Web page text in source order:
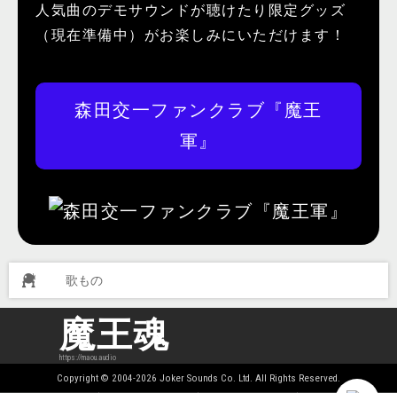
人気曲のデモサウンドが聴けたり限定グッズ
（現在準備中）がお楽しみにいただけます！
森田交一ファンクラブ『魔王
軍』
歌もの
魔王魂
https://maou.audio
Copyright © 2004-2026 Joker Sounds Co. Ltd. All Rights Reserved.